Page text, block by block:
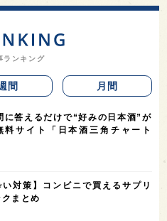
ランキング
間 月間
に答えるだけで“好みの日本酒”が
料サイト「日本酒三角チャート
い対策】コンビニで買えるサプリ
まとめ